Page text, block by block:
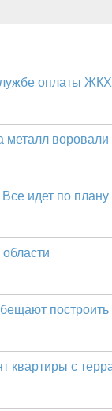
оплаты ЖКХ
металл воровали
Все идет по плану
построить
квартиры с